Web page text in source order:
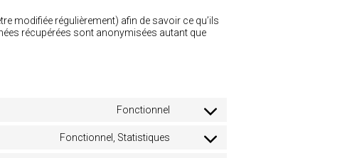
modifiée régulièrement) afin de savoir ce qu’ils
récupérées sont anonymisées autant que
Fonctionnel
Consent
service
Fonctionnel, Statistiques
Consent